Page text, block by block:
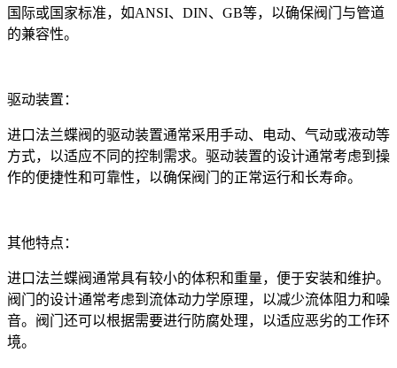
国际或国家标准，如ANSI、DIN、GB等，以确保阀门与管道
的兼容性。
驱动装置：
进口法兰蝶阀的驱动装置通常采用手动、电动、气动或液动等
方式，以适应不同的控制需求。驱动装置的设计通常考虑到操
作的便捷性和可靠性，以确保阀门的正常运行和长寿命。
其他特点：
进口法兰蝶阀通常具有较小的体积和重量，便于安装和维护。
阀门的设计通常考虑到流体动力学原理，以减少流体阻力和噪
音。阀门还可以根据需要进行防腐处理，以适应恶劣的工作环
境。